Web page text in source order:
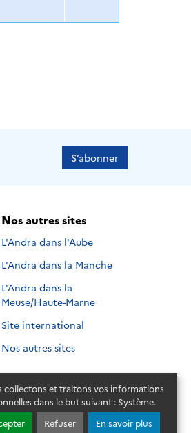
collectons et traitons vos informations
dans le but suivant : Système.
Refuser En savoir plus
S’abonner
Nos autres sites
L'Andra dans l'Aube
L'Andra dans la Manche
L'Andra dans la
Meuse/Haute-Marne
Site international
Nos autres sites